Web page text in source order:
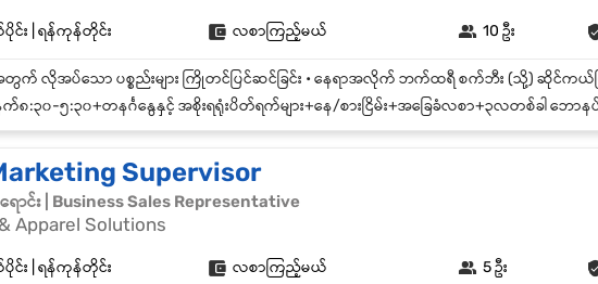
င်း | ရန်ကုန်တိုင်း လစာကြည့်မယ် 10 ဦး
:၃၀-၅:၃၀+တနင်္ဂနွေနှင့် အစိုးရရုံးပိတ်ရက်များ+နေ/စားငြိမ်း+အခြေခံလစာ+၃လတစ်ခါ ဘောနပ်စ်+အချိန်ပိုကြေး (သို့) အစားထိုးနားရက်+Incentive+ရှာ
Supervisor
ာင်း | Business Sales Representative
Apparel Solutions
င်း | ရန်ကုန်တိုင်း လစာကြည့်မယ် 5 ဦး